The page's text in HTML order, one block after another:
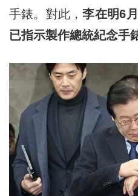
手錶。對此，李在明6
已指示製作總統紀念手